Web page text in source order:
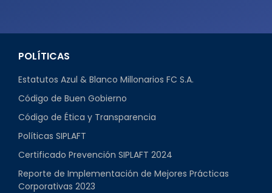
POLÍTICAS
Estatutos Azul & Blanco Millonarios FC S.A.
Código de Buen Gobierno
Código de Ética y Transparencia
Políticas SIPLAFT
Certificado Prevención SIPLAFT 2024
Reporte de Implementación de Mejores Prácticas
Corporativas 2023